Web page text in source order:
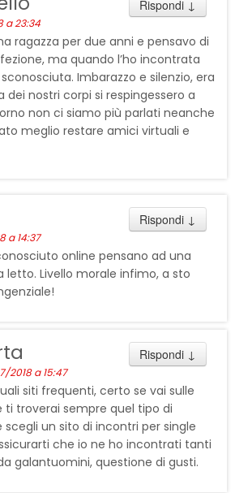
Rispondi ↓
a 23:34
ragazza per due anni e pensavo di
ma quando l’ho incontrata
Imbarazzo e silenzio, era
nostri corpi si respingessero a
non ci siamo più parlati neanche
meglio restare amici virtuali e
Rispondi ↓
a 14:37
online pensano ad una
letto. Livello morale infimo, a sto
Rispondi ↓
2018 a 15:47
siti frequenti, certo se vai sulle
troverai sempre quel tipo di
scegli un sito di incontri per single
che io ne ho incontrati tanti
galantuomini, questione di gusti.